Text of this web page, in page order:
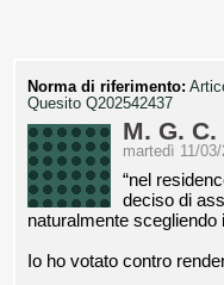
Norma di riferimento:
Quesito Q202542437
M. G. C.
martedì 11/
“nel
deciso di
naturalmente
Io ho votato contro